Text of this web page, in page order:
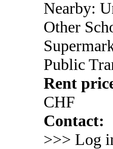
Nearby:
Other
Public
Rent
CHF
Contact:
>>> Log